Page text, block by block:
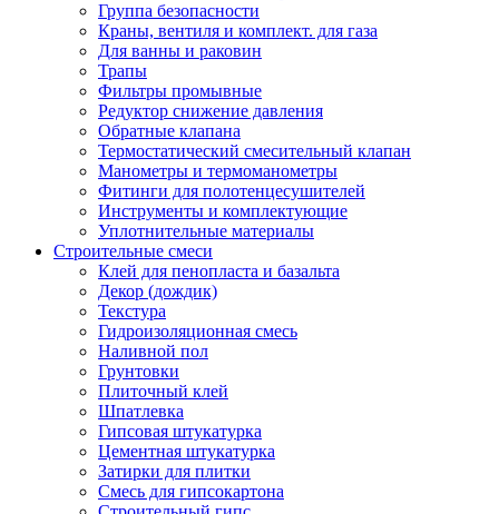
Группа безопасности
Краны, вентиля и комплект. для газа
Для ванны и раковин
Трапы
Фильтры промывные
Редуктор снижение давления
Обратные клапана
Термостатический смесительный клапан
Манометры и термоманометры
Фитинги для полотенцесушителей
Инструменты и комплектующие
Уплотнительные материалы
Строительные смеси
Клей для пенопласта и базальта
Декор (дождик)
Текстура
Гидроизоляционная смесь
Наливной пол
Грунтовки
Плиточный клей
Шпатлевка
Гипсовая штукатурка
Цементная штукатурка
Затирки для плитки
Смесь для гипсокартона